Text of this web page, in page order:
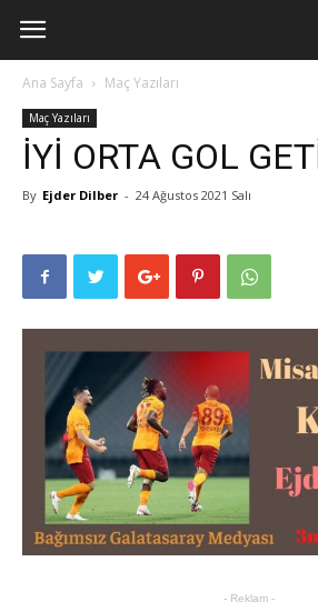
Ana Sayfa Maç Yazıları
Maç Yazıları
İYİ ORTA GOL
By Ejder Dilber - 24 Ağustos 2021 Salı
- Reklam -